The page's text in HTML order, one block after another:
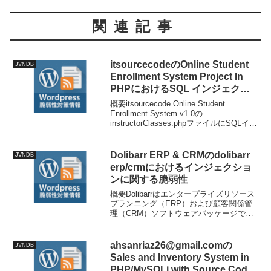
関連記事
JVNDB
itsourcecodeのOnline Student
Enrollment System Project In
PHPにおけるSQL インジェクシ
ョンの脆弱性
概要itsourcecode Online Student
Enrollment System v1.0の
instructorClasses.phpファイルにSQLイン
JVNDB
Dolibarr ERP & CRMのdolibarr
erp/crmにおけるインジェクショ
ンに関する脆弱性
概要Dolibarrはエンタープライズリソース
プランニング（ERP）および顧客関係管
理（CRM）ソフトウェアパッケージで
能に認証されたリモートコード実行の脆
弱性が...
JVNDB
ahsanriaz26@gmail.comの
Sales and Inventory System in